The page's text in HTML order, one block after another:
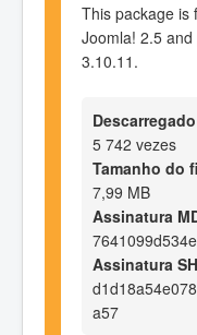
This package is
Joomla! 2.5
3.10.11.
Descarregado
5 742 vezes
Tamanho do
7,99 MB
Assinatura
Assinatura
a57